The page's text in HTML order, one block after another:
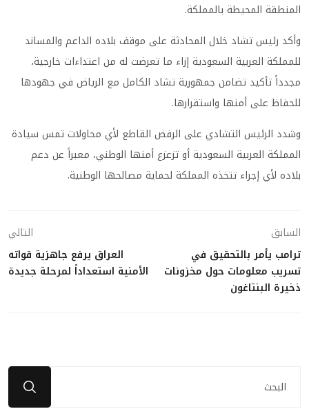
المنطقة المحيطة بالمملكة.
وأكد رئيس تشاد خلال المحادثة على موقف بلاده الداعم والمساند
للمملكة العربية السعودية إزاء ما تعرضت له من اعتداءات خارجية،
مجدداً تأكيد تضامن جمهورية تشاد الكامل مع الرياض في جهودها
للحفاظ على أمنها واستقرارها.
وشدد الرئيس التشادي على الرفض القاطع لأي محاولات تمس سيادة
المملكة العربية السعودية أو تزعزع أمنها الوطني، معبراً عن دعم
بلاده لأي إجراء تتخذه المملكة لحماية مصالحها الوطنية.
السابق
ترامب يأمر بالتحقيق في
تسريب معلومات حول مخزونات
ذخيرة البنتاغون
التالي
العراق يرفع جاهزية قواته
الأمنية استعداداً لمرحلة جديدة